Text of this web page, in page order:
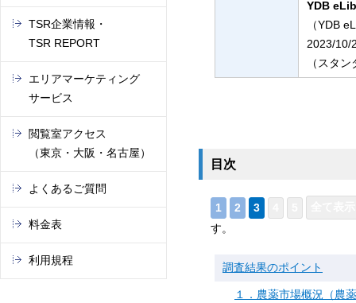
YDB
（YDB
2023/10/
（スタ
目次
す。
調査結果のポイント
１．農薬市場概況（農
TSR企業情報・
TSR REPORT
エリアマーケティング
サービス
閲覧室アクセス
（東京・大阪・名古屋）
よくあるご質問
料金表
利用規程